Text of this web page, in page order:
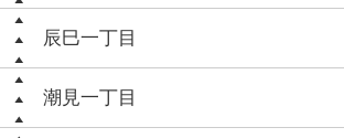
辰巳一丁目
潮見一丁目